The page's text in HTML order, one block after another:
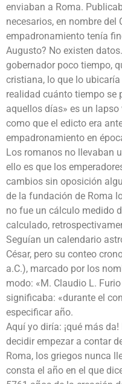
enviaban a Roma.
necesarios, en nombre del
empadronamiento tenía
Augusto? No existen
gobernador poco tiempo,
cristiana, lo que lo
realidad cuánto tiempo se
aquellos días» es un
como que el edicto era
empadronamiento en
Los romanos no llevaban
ello es que los
cambios sin oposición
de la fundación de Roma
no fue un cálculo medido
calculado,
Seguían un calendario
César, pero su conteo
a.C.), marcado por los
modo: «M. Claudio L.
significaba: «durante el
especificar año.
Aquí yo diría: ¡qué más
decidir empezar a contar
Roma, los griegos nunca
consta el año en el que